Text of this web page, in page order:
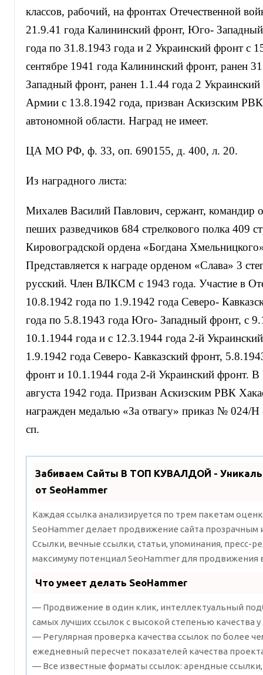
классов, рабочий, на фронтах Отечественной
21.9.41 года Калининский фронт, Юго-
года по 31.8.1943 года и 2 Украинский фронт с
сентябре 1941 года Калининский фронт, ранен
Западный фронт, ранен 1.1.44 года 2
Армии с 13.8.1942 года, призван Аскизским РВК
автономной области. Наград не имеет.
ЦА МО РФ, ф. 33, оп. 690155, д. 400, л. 20.
Из наградного листа:
Михалев Василий Павлович, сержант, командир
пеших разведчиков 684 стрелкового полка 409
Кировоградской ордена «Богдана
Представляется к награде орденом «Слава» 3
русский. Член ВЛКСМ с 1943 года. Участие в
10.8.1942 года по 1.9.1942 года Северо-
года по 5.8.1943 года Юго- Западный фронт, с
10.1.1944 года и с 12.3.1944 года 2-й
1.9.1942 года Северо- Кавказский фронт,
фронт и 10.1.1944 года 2-й Украинский фронт.
августа 1942 года. Призван Аскизским РВК
награжден медалью «За отвагу» приказ № 024/Н
сп.
Забиваем Сайты В ТОП КУВАЛДОЙ -
от SeoHammer
Каждая ссылка анализируется по трем пакетам
SeoHammer делает продвижение сайта прозрачным
Ссылки, вечные ссылки, статьи, упоминания, пресс-
максимуму потенциал SeoHammer для продвижения
Что умеет делать SeoHammer
— Продвижение в один клик, интеллектуальный
самых лучших ссылок с высокой степенью качества
— Регулярная проверка качества ссылок по более
ежедневный пересчет показателей качества
— Все известные форматы ссылок: арендные